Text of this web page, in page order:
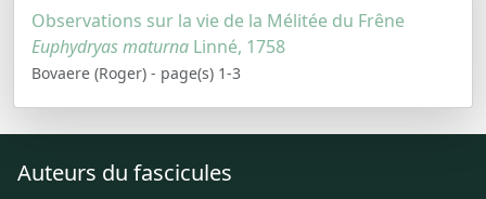
Observations sur la vie de la Mélitée du Frêne
Euphydryas maturna Linné, 1758
Bovaere (Roger) - page(s) 1-3
Auteurs du fascicules